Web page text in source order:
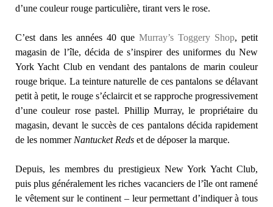
d’une couleur rouge particulière, tirant vers le rose.
C’est dans les années 40 que Murray’s Toggery Shop, petit
magasin de l’île, décida de s’inspirer des uniformes du New
York Yacht Club en vendant des pantalons de marin couleur
rouge brique. La teinture naturelle de ces pantalons se délavant
petit à petit, le rouge s’éclaircit et se rapproche progressivement
d’une couleur rose pastel. Phillip Murray, le propriétaire du
magasin, devant le succès de ces pantalons décida rapidement
de les nommer Nantucket Reds et de déposer la marque.
Depuis, les membres du prestigieux New York Yacht Club,
puis plus généralement les riches vacanciers de l’île ont ramené
le vêtement sur le continent – leur permettant d’indiquer à tous